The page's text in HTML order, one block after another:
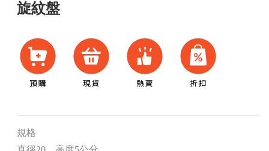
旋紋盤
規格